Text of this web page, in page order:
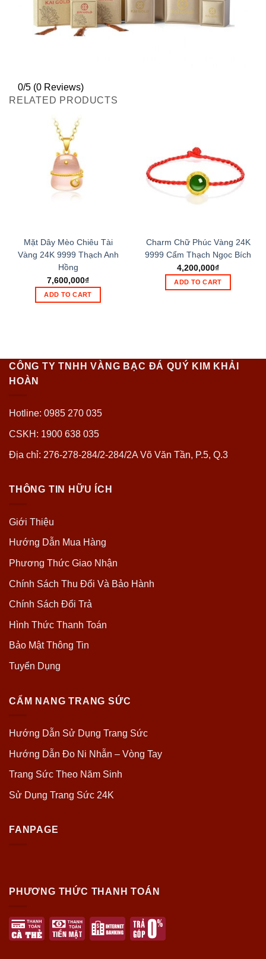
0/5 (0 Reviews)
RELATED PRODUCTS
Mặt Dây Mèo Chiêu Tài
Vàng 24K 9999 Thạch Anh
Hồng
7,600,000₫
ADD TO CART
Charm Chữ Phúc Vàng 24K
9999 Cẩm Thạch Ngọc Bích
4,200,000₫
ADD TO CART
CÔNG TY TNHH VÀNG BẠC ĐÁ QUÝ KIM KHẢI
HOÀN
Hotline: 0985 270 035
CSKH: 1900 638 035
Địa chỉ: 276-278-284/2-284/2A Võ Văn Tần, P.5, Q.3
THÔNG TIN HỮU ÍCH
Giới Thiệu
Hướng Dẫn Mua Hàng
Phương Thức Giao Nhận
Chính Sách Thu Đổi Và Bảo Hành
Chính Sách Đổi Trả
Hình Thức Thanh Toán
Bảo Mật Thông Tin
Tuyển Dụng
CẨM NANG TRANG SỨC
Hướng Dẫn Sử Dụng Trang Sức
Hướng Dẫn Đo Ni Nhẫn – Vòng Tay
Trang Sức Theo Năm Sinh
Sử Dụng Trang Sức 24K
FANPAGE
PHƯƠNG THỨC THANH TOÁN